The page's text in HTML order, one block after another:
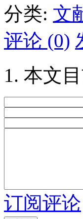
分类: 文
评论 (0)
本文
订阅评论